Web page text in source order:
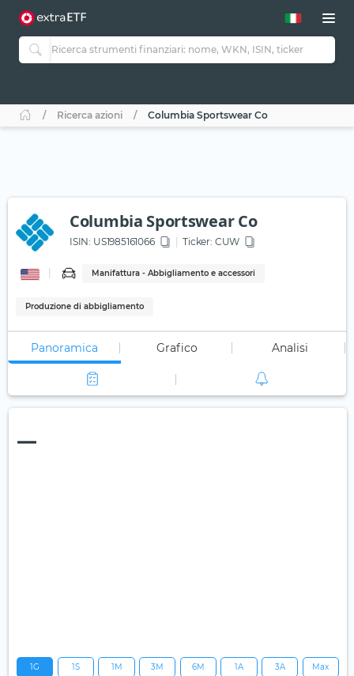
Ricerca azioni Columbia Sportswear Co
Columbia Sportswear Co
ISIN: US1985161066 Ticker: CUW
Manifattura - Abbigliamento e accessori
Produzione di abbigliamento
Panoramica Grafico Analisi
—
1G 1S 1M 3M 6M 1A 3A Max